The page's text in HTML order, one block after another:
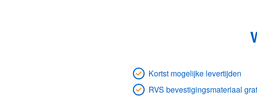
Kortst mogelijke levertijden
RVS bevestigingsmateriaal